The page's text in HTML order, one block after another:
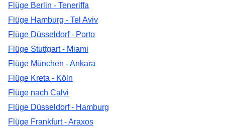
Flüge Berlin - Teneriffa
Flüge Hamburg - Tel Aviv
Flüge Düsseldorf - Porto
Flüge Stuttgart - Miami
Flüge München - Ankara
Flüge Kreta - Köln
Flüge nach Calvi
Flüge Düsseldorf - Hamburg
Flüge Frankfurt - Araxos